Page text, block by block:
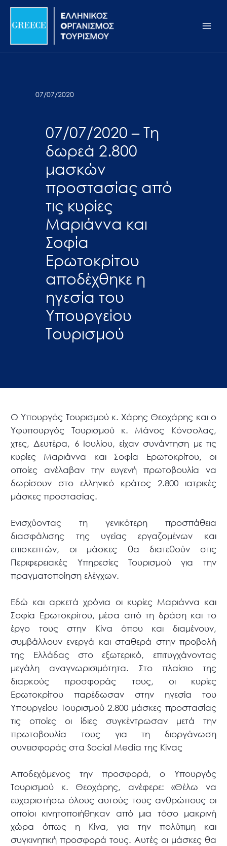
Σημείωση:
ιστότοπος
προσβασιμότητας.
Μετάβαση
περιεχόμενο
07/07/2020
07/07/2020 – Τη
δωρεά 2.800
μασκών
προστασίας από
τις κυρίες
Μαριάννα και
Σοφία
Ερωτοκρίτου
αποδέχθηκε η
ηγεσία του
Υπουργείου
Τουρισμού
Ο Υπουργός Τουρισμού κ. Χάρης Θεοχάρης και ο
Υφυπουργός Τουρισμού κ. Μάνος Κόνσολας,
χτες, Δευτέρα, 6 Ιουλίου, είχαν συνάντηση με τις
κυρίες Μαριάννα και Σοφία Ερωτοκρίτου, οι
οποίες ανέλαβαν την ευγενή πρωτοβουλία να
δωρίσουν στο ελληνικό κράτος 2.800 ιατρικές
μάσκες προστασίας.
Ενισχύοντας τη γενικότερη προσπάθεια
διασφάλισης της υγείας εργαζομένων και
επισκεπτών, οι μάσκες θα διατεθούν στις
Περιφερειακές Υπηρεσίες Τουρισμού για την
πραγματοποίηση ελέγχων.
Εδώ και αρκετά χρόνια οι κυρίες Μαριάννα και
Σοφία Ερωτοκρίτου, μέσα από τη δράση και το
έργο τους στην Κίνα όπου και διαμένουν,
συμβάλλουν ενεργά και σταθερά στην προβολή
της Ελλάδας στο εξωτερικό, επιτυγχάνοντας
μεγάλη αναγνωρισιμότητα. Στο πλαίσιο της
διαρκούς προσφοράς τους, οι κυρίες
Ερωτοκρίτου παρέδωσαν στην ηγεσία του
Υπουργείου Τουρισμού 2.800 μάσκες προστασίας
τις οποίες οι ίδιες συγκέντρωσαν μετά την
πρωτοβουλία τους για τη διοργάνωση
συνεισφοράς στα Social Media της Κίνας
Αποδεχόμενος την προσφορά, ο Υπουργός
Τουρισμού κ. Θεοχάρης, ανέφερε: «Θέλω να
ευχαριστήσω όλους αυτούς τους ανθρώπους οι
οποίοι κινητοποιήθηκαν από μια τόσο μακρινή
χώρα όπως η Κίνα, για την πολύτιμη και
συγκινητική προσφορά τους. Αυτές οι μάσκες θα